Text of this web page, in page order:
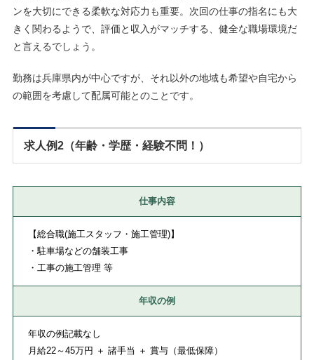
ンを大切にできる柔軟な対応力も重要。次回の仕事の指名にも大
きく関わるようで、評価と収入がマッチする、健全な職場環境だ
と言えるでしょう。
勤務は兵庫県内が中心ですが、それ以外の地域も希望や自宅から
の範囲を考慮して配属可能とのことです。
求人例2（年齢・学歴・経験不問！）
仕事内容
【総合職(施工スタッフ・施工管理)】
・駐車場などの舗装工事
・工事の施工管理 等
年収の例
年収の例記載なし
月給22～45万円 ＋ 諸手当 ＋ 賞与（最低保障）